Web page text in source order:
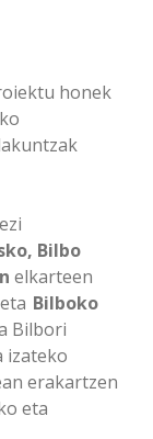
honek
Bilbo
elkarteen
eta Bilboko
Bilbori
izateko
erakartzen
eta